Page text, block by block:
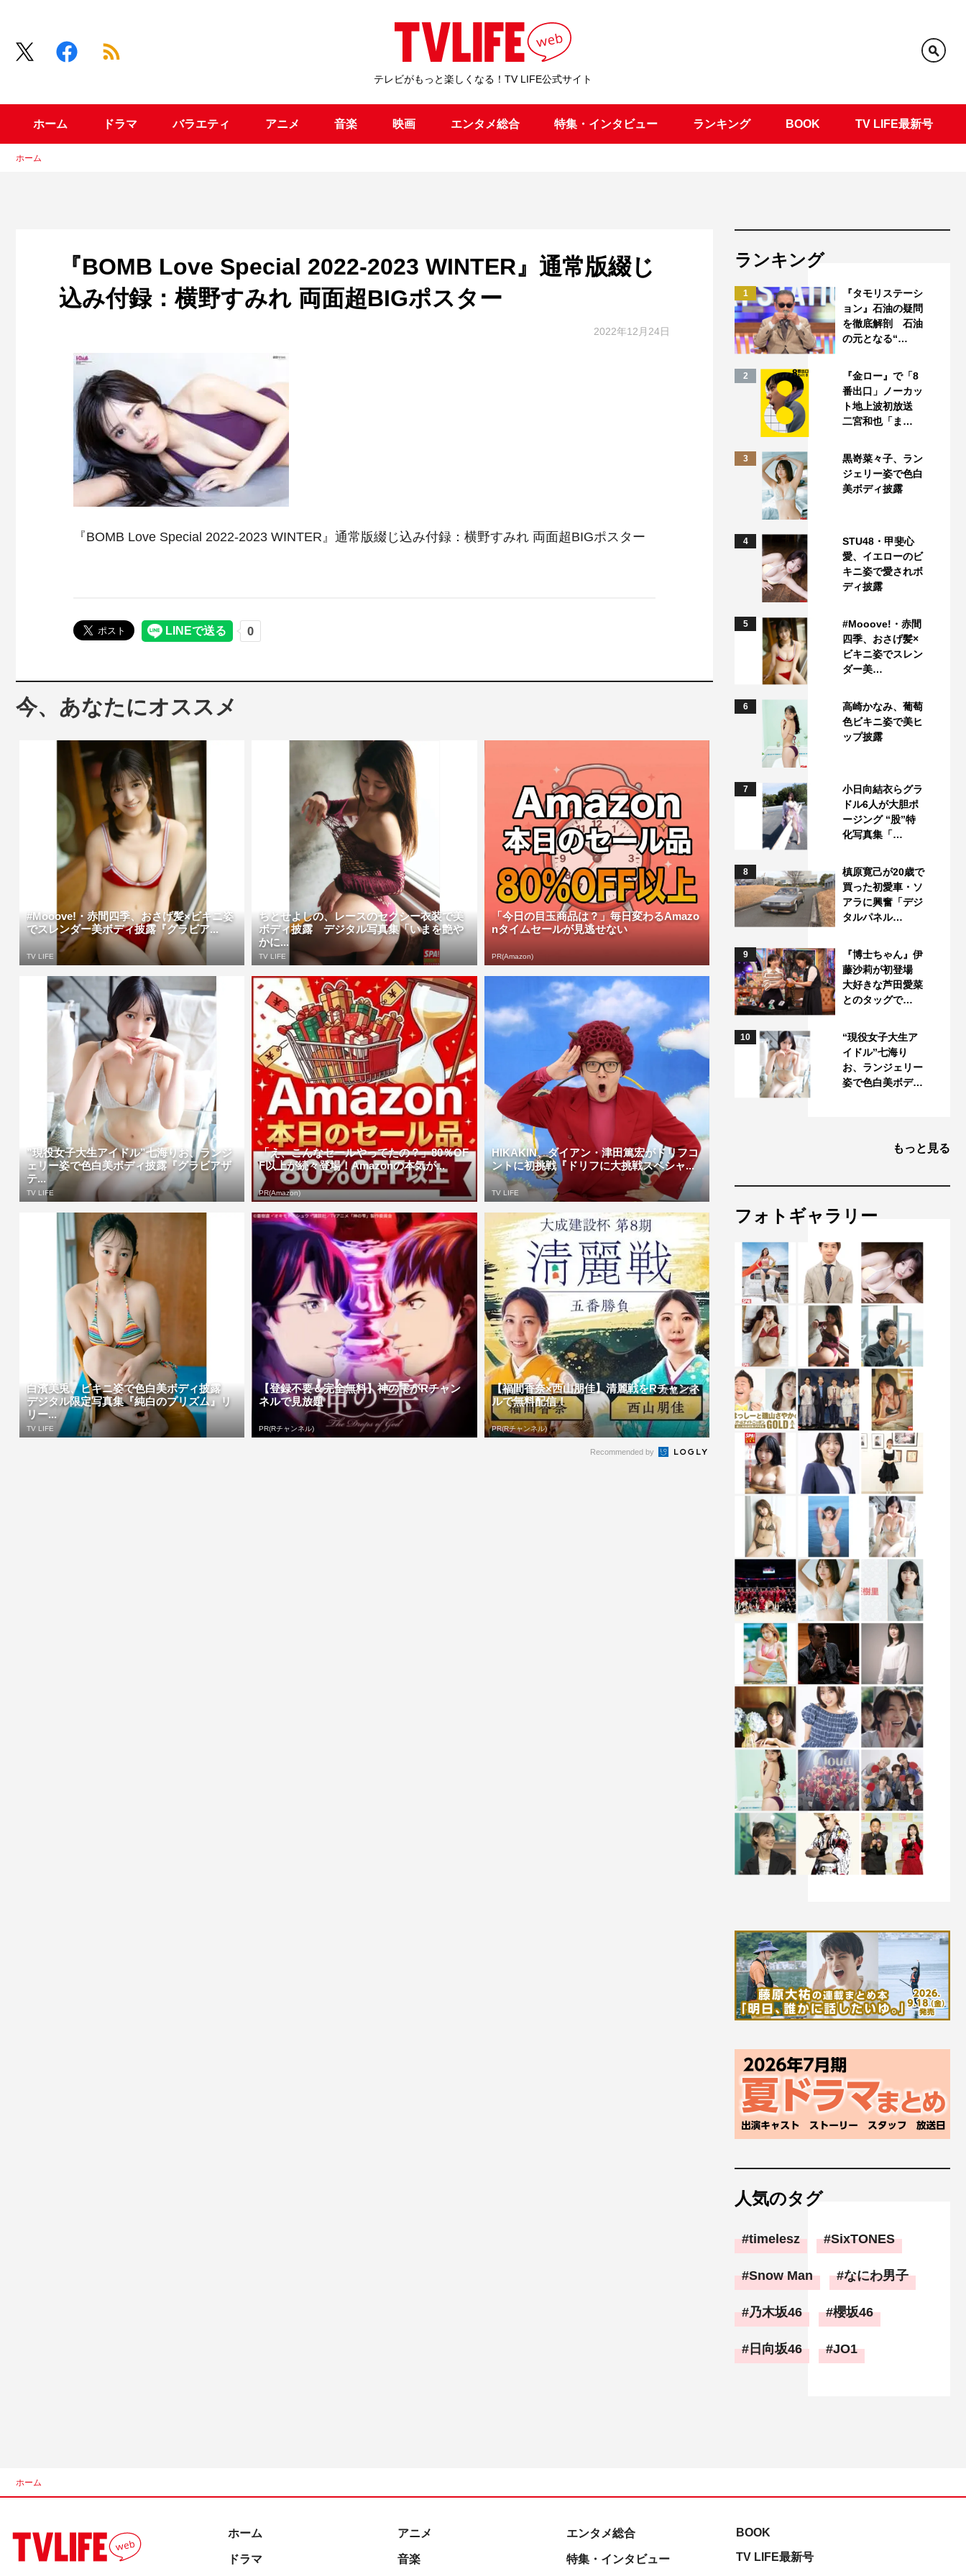
テレビがもっと楽しくなる！TV LIFE公式サイト
ホーム ドラマ バラエティ アニメ 音楽 映画 エンタメ総合 特集・インタビュー ランキング BOOK TV LIFE最新号
ホーム
『BOMB Love Special 2022-2023 WINTER』通常版綴じ
込み付録：横野すみれ 両面超BIGポスター
2022年12月24日
『BOMB Love Special 2022-2023 WINTER』通常版綴じ込み付録：横野すみれ 両面超BIGポスター
今、あなたにオススメ
#Mooove!・赤間四季、おさげ髪×ビキニ姿
でスレンダー美ボディ披露『グラビア...
TV LIFE
ちとせよしの、レースのセクシー衣装で美
ボディ披露 デジタル写真集「いまを艶や
かに...
TV LIFE
「今日の目玉商品は？」毎日変わるAmazo
nタイムセールが見逃せない
PR(Amazon)
”現役女子大生アイドル”七海りお、ランジ
ェリー姿で色白美ボディ披露『グラビアザ
テ...
TV LIFE
「え、こんなセールやってたの？」80％OF
F以上が続々登場！Amazonの本気が...
PR(Amazon)
HIKAKIN、ダイアン・津田篤宏がドリフコ
ントに初挑戦『ドリフに大挑戦スペシャ...
TV LIFE
白濱美兎、ビキニ姿で色白美ボディ披露
デジタル限定写真集『純白のプリズム』リ
リー...
TV LIFE
【登録不要＆完全無料】神の雫がRチャン
ネルで見放題
PR(Rチャンネル)
【福間香奈×西山朋佳】清麗戦をRチャンネ
ルで無料配信！
PR(Rチャンネル)
Recommended by
ランキング
1
『タモリステーシ
ョン』石油の疑問
を徹底解剖 石油
の元となる“…
2
『金ロー』で「8
番出口」ノーカッ
ト地上波初放送
二宮和也「ま…
3
黒嵜菜々子、ラン
ジェリー姿で色白
美ボディ披露
4
STU48・甲斐心
愛、イエローのビ
キニ姿で愛されボ
ディ披露
5
#Mooove!・赤間
四季、おさげ髪×
ビキニ姿でスレン
ダー美…
6
高崎かなみ、葡萄
色ビキニ姿で美ヒ
ップ披露
7
小日向結衣らグラ
ドル6人が大胆ポ
ージング “股”特
化写真集「…
8
槙原寛己が20歳で
買った初愛車・ソ
アラに興奮「デジ
タルパネル…
9
『博士ちゃん』伊
藤沙莉が初登場
大好きな芦田愛菜
とのタッグで…
10
“現役女子大生ア
イドル”七海り
お、ランジェリー
姿で色白美ボデ…
もっと見る
フォトギャラリー
人気のタグ
timelesz SixTONES
Snow Man なにわ男子
乃木坂46 櫻坂46
日向坂46 JO1
ホーム
ホーム
ドラマ
アニメ
音楽
エンタメ総合
特集・インタビュー
BOOK
TV LIFE最新号